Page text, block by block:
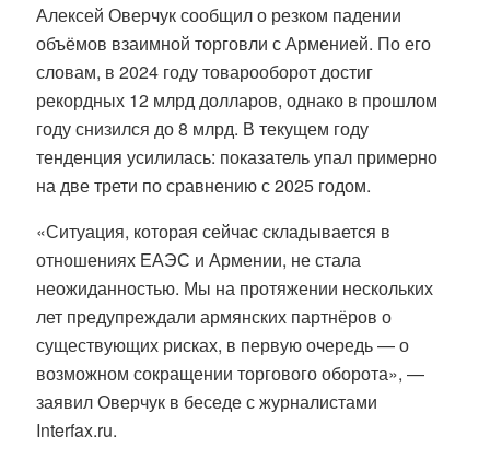
Алексей Оверчук сообщил о резком падении
объёмов взаимной торговли с Арменией. По его
словам, в 2024 году товарооборот достиг
рекордных 12 млрд долларов, однако в прошлом
году снизился до 8 млрд. В текущем году
тенденция усилилась: показатель упал примерно
на две трети по сравнению с 2025 годом.
«Ситуация, которая сейчас складывается в
отношениях ЕАЭС и Армении, не стала
неожиданностью. Мы на протяжении нескольких
лет предупреждали армянских партнёров о
существующих рисках, в первую очередь — о
возможном сокращении торгового оборота», —
заявил Оверчук в беседе с журналистами
Interfax.ru.